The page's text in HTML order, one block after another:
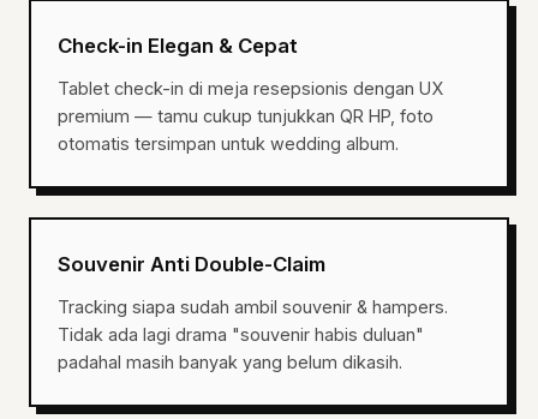
Check-in Elegan & Cepat
Tablet check-in di meja resepsionis dengan UX
premium — tamu cukup tunjukkan QR HP, foto
otomatis tersimpan untuk wedding album.
Souvenir Anti Double-Claim
Tracking siapa sudah ambil souvenir & hampers.
Tidak ada lagi drama "souvenir habis duluan"
padahal masih banyak yang belum dikasih.